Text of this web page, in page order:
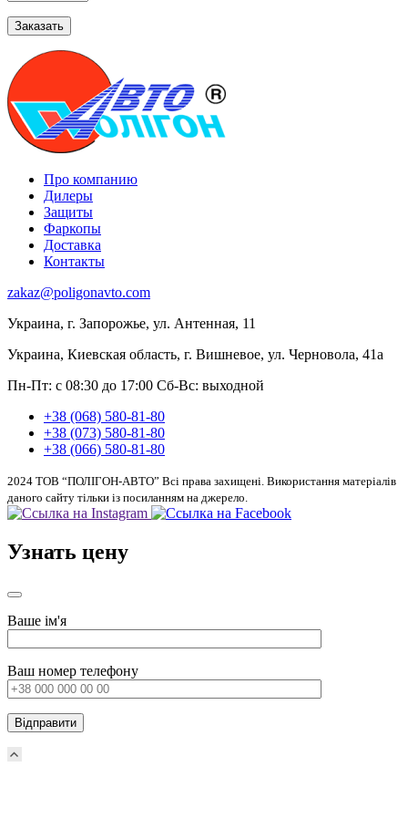
Про компанию
Дилеры
Защиты
Фаркопы
Доставка
Контакты
zakaz@poligonavto.com
Украина, г. Запорожье, ул. Антенная, 11
Украина, Киевская область, г. Вишневое, ул. Черновола, 41а
Пн-Пт: с 08:30 до 17:00 Сб-Вс: выходной
+38 (068) 580-81-80
+38 (073) 580-81-80
+38 (066) 580-81-80
2024 ТОВ “ПОЛІГОН-АВТО” Всі права захищені. Використання матеріалів
даного сайту тільки із посиланням на джерело.
Узнать цену
Ваше ім'я
Ваш номер телефону